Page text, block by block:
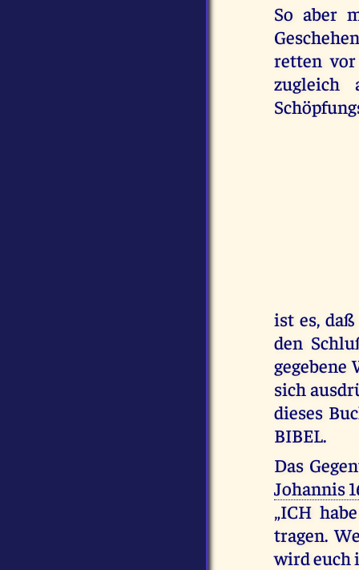
So aber
retten vor
zugleich
ist es,
den
gegebene
sich
dieses
BIBEL.
Das
Johannis
„ICH
tragen.
wird euch